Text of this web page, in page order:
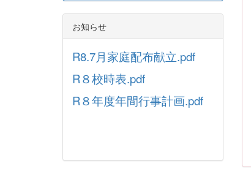
お知らせ
R8.7月家庭配布献立.pdf
R８校時表.pdf
R８年度年間行事計画.pdf